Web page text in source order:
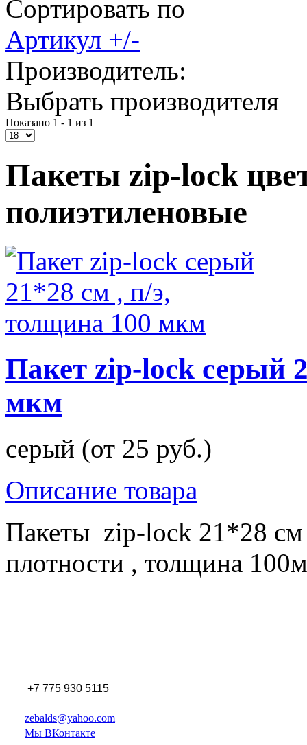
Сортировать по
Артикул +/-
Производитель:
Выбрать производителя
Показано 1 - 1 из 1
Пакеты zip-lock
полиэтиленовые
Пакет zip-lock серый
мкм
серый (от 25 руб.)
Описание товара
Пакеты zip-lock 21*28
плотности , толщина
+7 775 930 5115
zebalds@yahoo.com
Мы ВКонтакте